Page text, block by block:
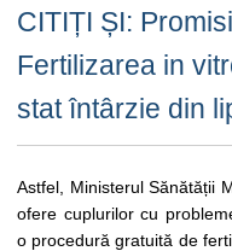
CITIȚI ȘI:
Fertilizarea in
stat întârzie din
Astfel, Ministerul Sănătății
ofere cuplurilor cu
o procedură gratuită de